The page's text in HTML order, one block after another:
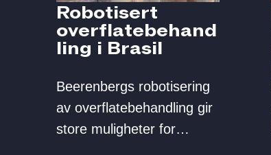
Robotisert
overflatebehand
ling i Brasil
Beerenbergs robotisering
av overflatebehandling gir
store muligheter for